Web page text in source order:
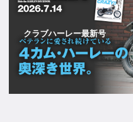
クラブハーレー最新号